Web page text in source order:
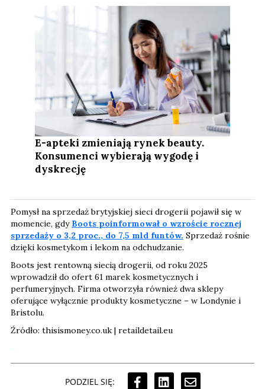
E-apteki zmieniają rynek beauty.
Konsumenci wybierają wygodę i
dyskrecję
Pomysł na sprzedaż brytyjskiej sieci drogerii pojawił się w
momencie, gdy Boots poinformował o wzroście rocznej
sprzedaży o 3,2 proc., do 7,5 mld funtów. Sprzedaż rośnie
dzięki kosmetykom i lekom na odchudzanie.
Boots jest rentowną siecią drogerii, od roku 2025
wprowadził do ofert 61 marek kosmetycznych i
perfumeryjnych. Firma otworzyła również dwa sklepy
oferujące wyłącznie produkty kosmetyczne – w Londynie i
Bristolu.
Źródło: thisismoney.co.uk | retaildetail.eu
PODZIEL SIĘ: